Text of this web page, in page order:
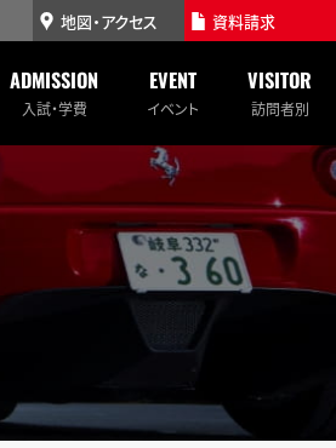
地図・アクセス 資料請求
ADMISSION
入試・学費
EVENT
イベント
VISITOR
訪問者別